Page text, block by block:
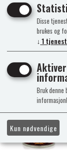
Disse
brukes og
↓ 1
Bruk
Kun nødvendige